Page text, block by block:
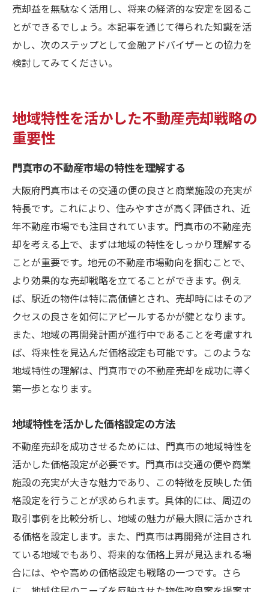
売却益を無駄なく活用し、将来の経済的な安定を図るこ
とができるでしょう。本記事を通じて得られた知識を活
かし、次のステップとして金融アドバイザーとの協力を
検討してみてください。
地域特性を活かした不動産売却戦略の
重要性
門真市の不動産市場の特性を理解する
大阪府門真市はその交通の便の良さと商業施設の充実が
特長です。これにより、住みやすさが高く評価され、近
年不動産市場でも注目されています。門真市の不動産売
却を考える上で、まずは地域の特性をしっかり理解する
ことが重要です。地元の不動産市場動向を掴むことで、
より効果的な売却戦略を立てることができます。例え
ば、駅近の物件は特に高価値とされ、売却時にはそのア
クセスの良さを如何にアピールするかが鍵となります。
また、地域の再開発計画が進行中であることを考慮すれ
ば、将来性を見込んだ価格設定も可能です。このような
地域特性の理解は、門真市での不動産売却を成功に導く
第一歩となります。
地域特性を活かした価格設定の方法
不動産売却を成功させるためには、門真市の地域特性を
活かした価格設定が必要です。門真市は交通の便や商業
施設の充実が大きな魅力であり、この特徴を反映した価
格設定を行うことが求められます。具体的には、周辺の
取引事例を比較分析し、地域の魅力が最大限に活かされ
る価格を設定します。また、門真市は再開発が注目され
ている地域でもあり、将来的な価格上昇が見込まれる場
合には、やや高めの価格設定も戦略の一つです。さら